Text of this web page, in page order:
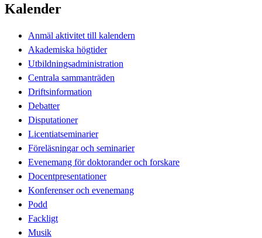
Kalender
Anmäl aktivitet till kalendern
Akademiska högtider
Utbildningsadministration
Centrala sammanträden
Driftsinformation
Debatter
Disputationer
Licentiatseminarier
Föreläsningar och seminarier
Evenemang för doktorander och forskare
Docentpresentationer
Konferenser och evenemang
Podd
Fackligt
Musik